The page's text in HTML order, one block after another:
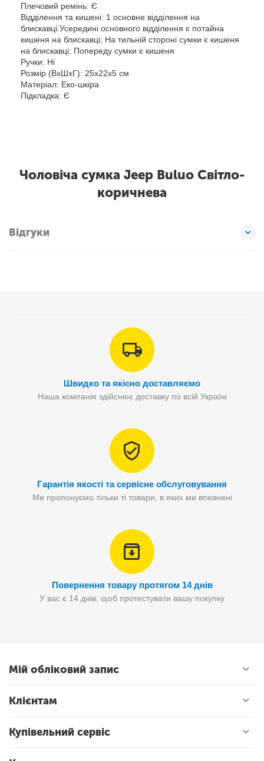
Плечовий ремінь: Є
Відділення та кишені: 1 основне відділення на
блискавці.Усередині основного відділення є потайна
кишеня на блискавці; На тильній стороні сумки є кишеня
на блискавці; Попереду сумки є кишеня
Ручки: Ні
Розмір (ВхШхГ): 25х22х5 см
Матеріал: Еко-шкіра
Підкладка: Є
Чоловіча сумка Jeep Buluo Світло-
коричнева
Відгуки
Швидко та якісно доставляємо
Наша компанія здійснює доставку по всій Україні
Гарантія якості та сервісне обслуговування
Ми пропонуємо тільки ті товари, в яких ми впевнені
Повернення товару протягом 14 днів
У вас є 14 днів, щоб протестувати вашу покупку
Мій обліковий запис
Клієнтам
Купівельний сервіс